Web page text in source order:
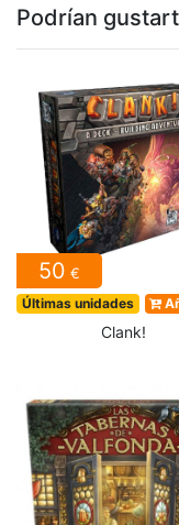
Podrían
50 €
Últimas unidades
Clank!